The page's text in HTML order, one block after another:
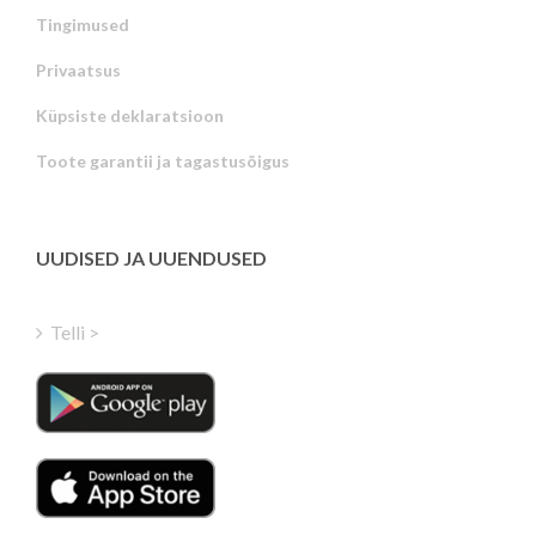
Tingimused
Privaatsus
Küpsiste deklaratsioon
Toote garantii ja tagastusõigus
UUDISED JA UUENDUSED
Telli >